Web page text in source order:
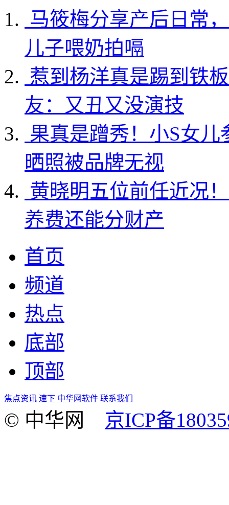
马筱梅分享产后日常
儿子喂奶拍嗝
惹到杨洋真是踢到铁
友：又丑又没演技
果真是蹭秀！小S女
晒照被品牌无视
黄晓明五位前任近况
养费还能分财产
首页
频道
热点
底部
顶部
焦点资讯 速下 中华网软件 联系我们
© 中华网 京ICP备